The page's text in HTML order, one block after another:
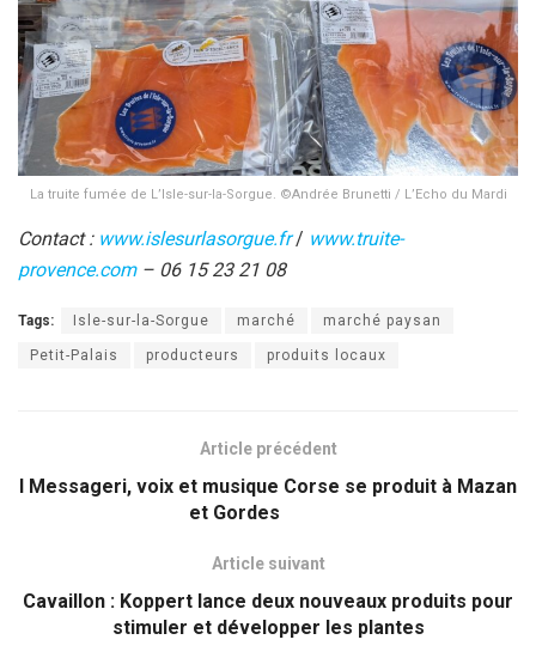
La truite fumée de L’Isle-sur-la-Sorgue. ©Andrée Brunetti / L’Echo du Mardi
Contact : www.islesurlasorgue.fr/ www.truite-
provence.com– 06 15 23 21 08
Tags: Isle-sur-la-Sorgue marché marché paysan
Petit-Palais producteurs produits locaux
Article précédent
I Messageri, voix et musique Corse se produit à Mazan
et Gordes
Article suivant
Cavaillon : Koppert lance deux nouveaux produits pour
stimuler et développer les plantes